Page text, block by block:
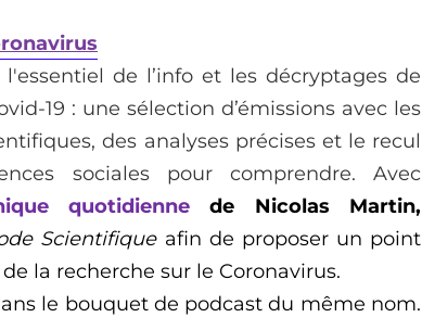
de l’info et les décryptages de
19 : une sélection d’émissions avec les
des analyses précises et le recul
sociales pour comprendre. Avec
quotidiennede Nicolas Martin,
Scientifique afin de proposer un point
la recherche sur le Coronavirus.
le bouquet de podcast du même nom.